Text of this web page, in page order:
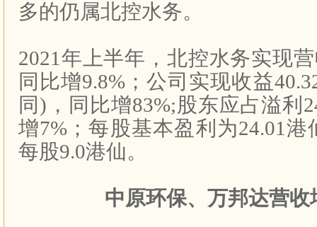
多的仍属北控水务。
2021 年上半年，北控水务实现
同比增9.8% ；公司实现收益
同 ) ，同比增83%;股东应占溢利
增7% ；每股基本盈利为24.01 港
每股9.0港仙。
中原环保、万邦达营收